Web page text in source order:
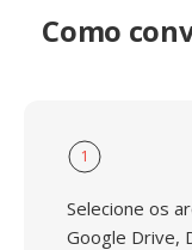
Como
1
Selecione os
Google Drive,